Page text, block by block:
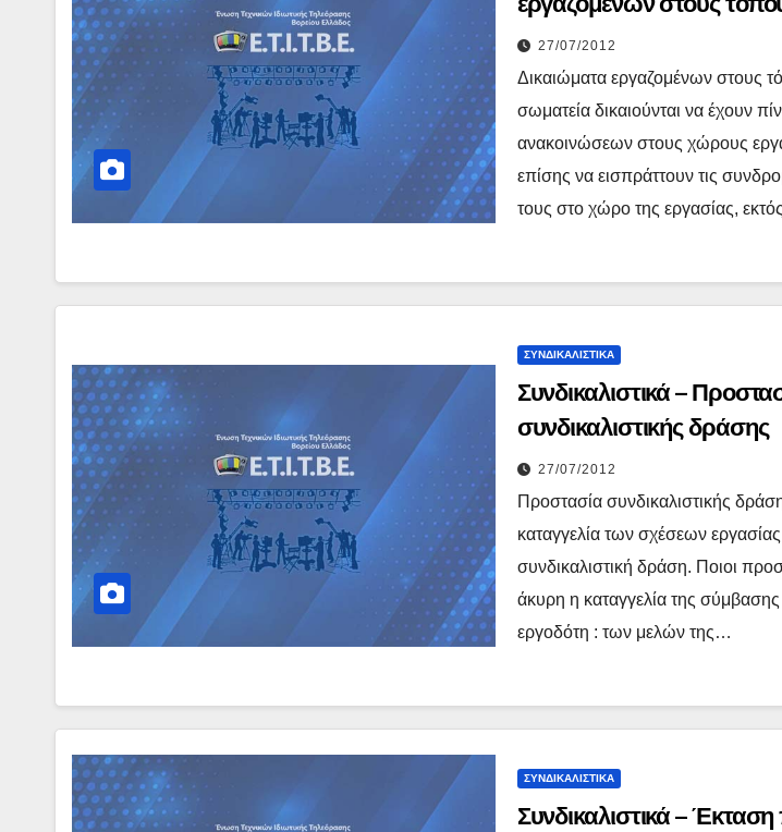
27/07/2012
Δικαιώματα εργαζομένων στους
σωματεία δικαιούνται να έχουν
ανακοινώσεων στους χώρους
επίσης να εισπράττουν τις
τους στο χώρο της εργασίας,
ΣΥΝΔΙΚΑΛΙΣΤΙΚΆ
Συνδικαλιστικά –
συνδικαλιστικής δράσης
27/07/2012
Προστασία συνδικαλιστικής
καταγγελία των σχέσεων εργασίας
συνδικαλιστική δράση. Ποιοι
άκυρη η καταγγελία της
εργοδότη : των μελών της…
ΣΥΝΔΙΚΑΛΙΣΤΙΚΆ
Συνδικαλιστικά –